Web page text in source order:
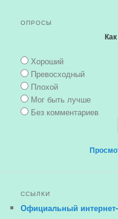
ОПРОСЫ
Хороший
Превосходный
Плохой
Мог быть лучше
Без комментариев
ССЫЛКИ
Официальный интернет-